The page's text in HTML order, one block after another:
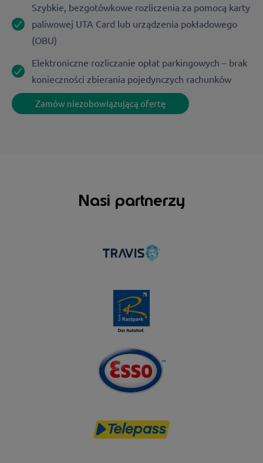
Szybkie, bezgotówkowe rozliczenia za pomocą karty
paliwowej UTA Card lub urządzenia pokładowego
(OBU)
Elektroniczne rozliczanie opłat parkingowych – brak
konieczności zbierania pojedynczych rachunków
Zamów niezobowiązującą ofertę
Nasi partnerzy